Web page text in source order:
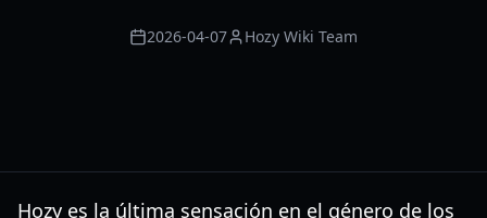
2026-04-07 Hozy Wiki Team
Hozy es la última sensación en el género de los